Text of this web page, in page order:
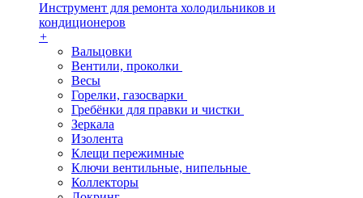
Инструмент для ремонта холодильников и
кондиционеров
+
Вальцовки
Вентили, проколки
Весы
Горелки, газосварки
Гребёнки для правки и чистки
Зеркала
Изолента
Клещи пережимные
Ключи вентильные, нипельные
Коллекторы